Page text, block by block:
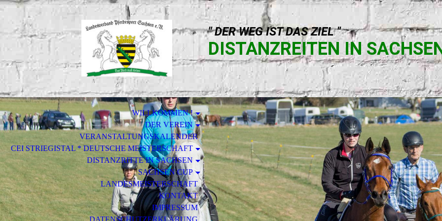
" DER WEG IST DAS ZIEL "
DISTANZREITEN IN
WILLKOMMEN !
DER VEREIN
VERANSTALTUNGSKALENDER
CEI STRIEGISTAL * DEUTSCHE MEISTERSCHAFT
DISTANZRITTE IN SACHSEN
SACHSEN CUP
LANDESMEISTERSCHAFT
KONTAKT
IMPRESSUM
DATENSCHUTZERKLÄRUNG